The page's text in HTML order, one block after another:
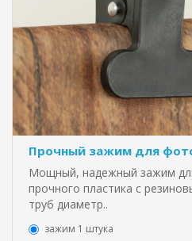
Прочный зажим для
Мощный, надежный зажим
прочного пластика с
труб диаметр..
зажим 1 штука